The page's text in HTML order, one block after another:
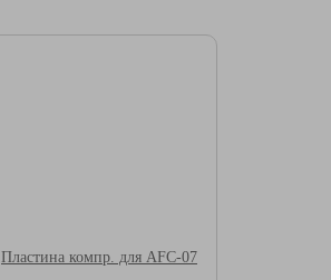
Пластина компр. для AFC-07